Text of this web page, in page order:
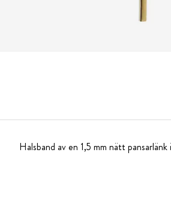
Halsband av en 1,5 mm nätt